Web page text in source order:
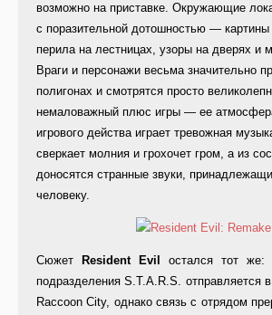
возможно на приставке. Окружающие
с поразительной дотошностью — картины
перила на лестницах, узоры на дверях и
Враги и персонажи весьма значительно
полигонах и смотрятся просто
немаловажный плюс игры — ее
игрового действа играет тревожная
сверкает молния и грохочет гром, а из
доносятся странные звуки,
человеку.
Сюжет Resident Evil
остался тот же:
подразделения S.T.A.R.S. отправляется
Raccoon City, однако связь с отрядом